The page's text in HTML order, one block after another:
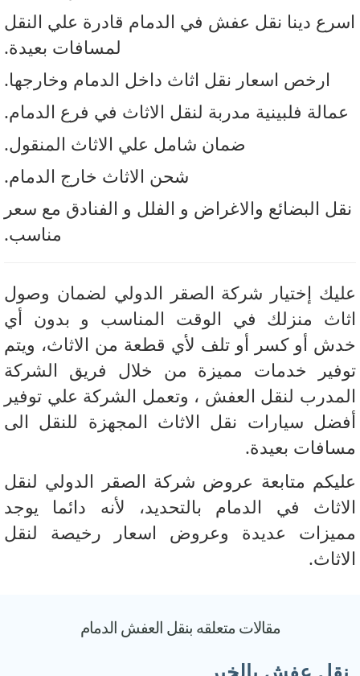
دينا نقل عفش في الدمام قادرة علي النقل
لمسافات بعيدة.
ارخص اسعار نقل اثاث داخل الدمام وخارجها.
فلبينية مدربة لنقل الاثاث في فرع الدمام.
ضمان شامل علي الاثاث المنقول.
شحن الاثاث خارج الدمام.
البضائع والاغراض و الفلل و الفنادق مع سعر
مناسب.
إختيار شركة الصقر الدولي لضمان وصول
منزلك في الوقت المناسب و بدون أي
أو كسر أو تلف لأي قطعة من الاثاث، ويتم
خدمات مميزة من خلال فريق الشركة
لنقل العفش ، وتعمل الشركة علي توفير
سيارات نقل الاثاث المجهزة للنقل الى
بعيدة.
متابعة عروض شركة الصقر الدولي لنقل
في الدمام بالتحديد، لأنه دائما يوجد
عديدة وعروض اسعار رخيصة لنقل
مقالات متعلقه بنقل العفش الدمام